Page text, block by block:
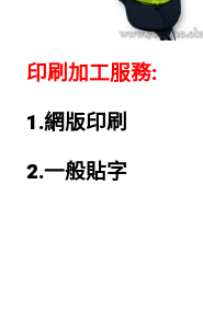
印刷加工服務:
1.網版印刷
2.一般貼字